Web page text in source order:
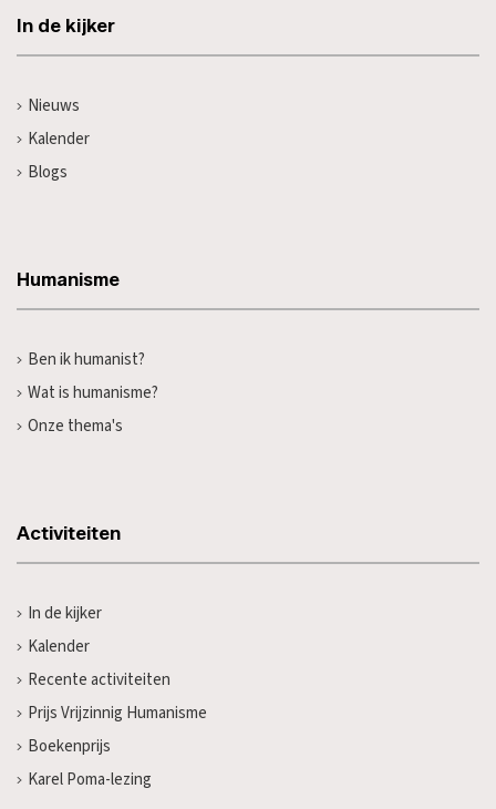
In de kijker
Nieuws
Kalender
Blogs
Humanisme
Ben ik humanist?
Wat is humanisme?
Onze thema's
Activiteiten
In de kijker
Kalender
Recente activiteiten
Prijs Vrijzinnig Humanisme
Boekenprijs
Karel Poma-lezing